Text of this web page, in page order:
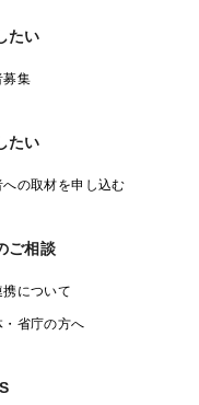
たい
募集
たい
への取材を申し込む
ご相談
携について
・省庁の方へ